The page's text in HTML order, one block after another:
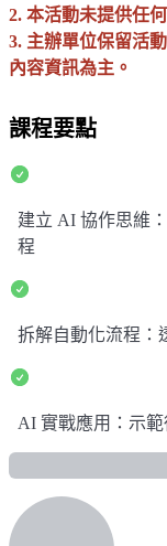
2. 本活動未提供任
3. 主辦單位保留活
內容資訊為主。
課程要點
建立 AI 協作思維
程
拆解自動化流程：
AI 實戰應用：示